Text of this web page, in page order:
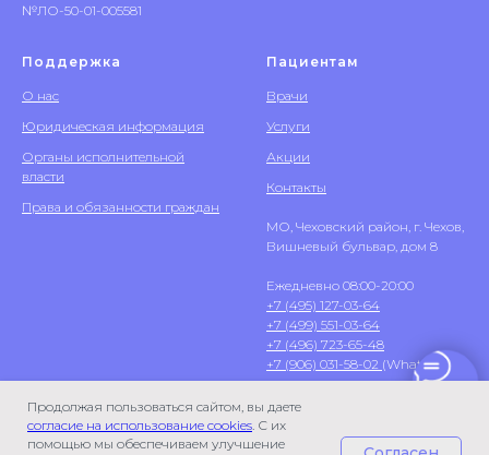
Продолжая пользоваться сайтом, вы даете
согласие на использование cookies. С их
помощью мы обеспечиваем улучшение
№ЛО-50-01-005581
Поддержка
О нас
Юридическая информация
Органы исполнительной
власти
Права и обязанности граждан
Пациентам
Врачи
Услуги
Акции
Контакты
МО, Чеховский район, г. Чехов,
Вишневый бульвар, дом 8
Ежедневно 08:00-20:00
+7 (495) 127-03-64
+7 (499) 551-03-64
+7 (496) 723-65-48
+7 (906) 031-58-02 (WhatsApp)